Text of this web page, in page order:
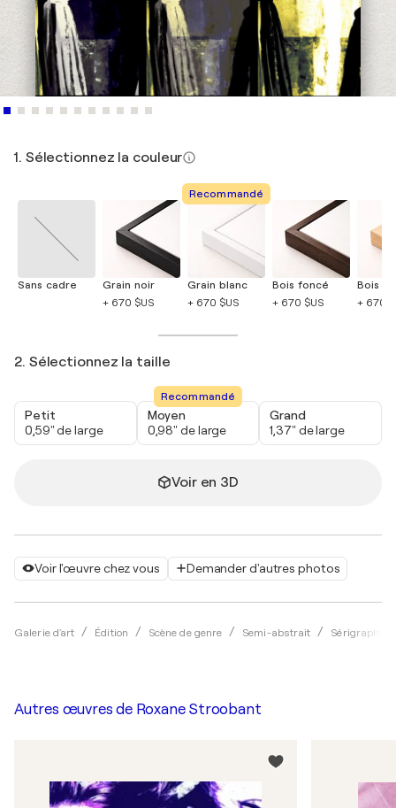
Voir l'œuvre chez vous Demander d'autres photos
Galerie d'art Édition Scène de genre Semi-abstrait Sérigraphie
1. Sélectionnez la couleur
Sans cadre
Grain noir
+ 670 $US
Recommandé
Grain blanc
+ 670 $US
Bois foncé
+ 670 $US
Bois
+ 670
2. Sélectionnez la taille
Petit
0,59" de large
Recommandé
Moyen
0,98" de large
Grand
1,37" de large
Voir en 3D
Autres œuvres de Roxane Stroobant